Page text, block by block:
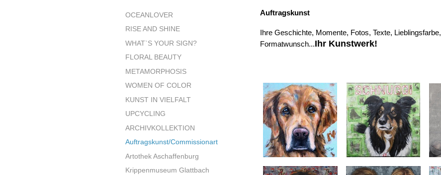
Auftragskunst
Ihre Geschichte, Momente, Fotos, Texte, Lieblingsfarbe,
Formatwunsch...Ihr Kunstwerk!
OCEANLOVER
RISE AND SHINE
WHAT`S YOUR SIGN?
FLORAL BEAUTY
METAMORPHOSIS
WOMEN OF COLOR
KUNST IN VIELFALT
UPCYCLING
ARCHIVKOLLEKTION
Auftragskunst/Commissionart
Artothek Aschaffenburg
Krippenmuseum Glattbach